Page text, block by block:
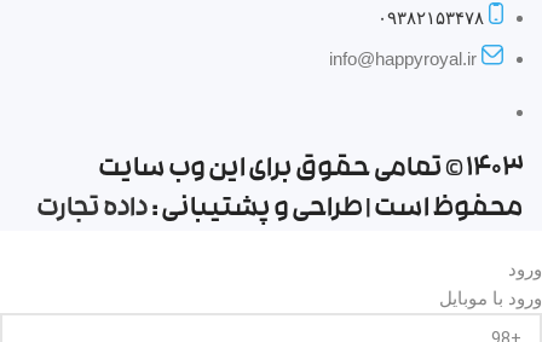
۰۹۳۸۲۱۵۳۴۷۸
info@happyroyal.ir
1403 © تمامی حقوق برای این وب سایت
محفوظ است | طراحی و پشتیبانی :داده تجارت
ورود
ورود با موبایل